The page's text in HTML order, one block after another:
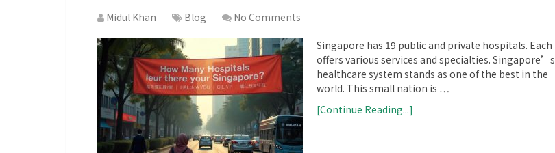
Midul Khan Blog No Comments
Singapore has 19 public and private hospitals. Each
offers various services and specialties. Singapore’s
healthcare system stands as one of the best in the
world. This small nation is …
[Continue Reading...]